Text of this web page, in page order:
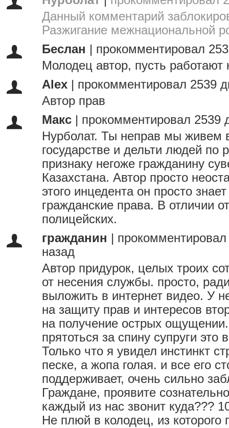
Данный комментарий
Разжигание межнациональной
Беслан
прокомментировал
Молодец автор, пусть работают
Alex
прокомментировал 2539
Автор прав
Макс
прокомментировал 2539
Нурболат. Ты неправ мы
государстве и дельти людей по
признаку негоже гражданину
Казахстана. Автор просто
этого инцедента он просто
гражданские права. В отличии
полицейских.
гражданин
назад
Автор придурок, целых троих
от несения службы. просто,
выложить в интернет видео. У
на защиту прав и интересов
на получение острых
прятоться за спину супруги это
Только что я увидел инстинкт
песке, а жопа голая. и все его
поддерживает, очень сильно
Граждане, проявите
каждый из нас звонит куда???
Не плюй в колодец, из которого